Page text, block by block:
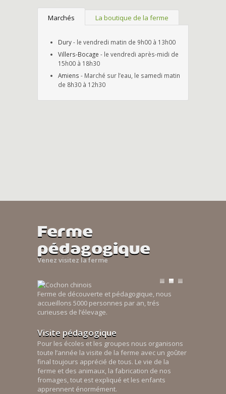
Marchés La boutique de la ferme
Dury- le vendredi matin de 9h00 à 13h00
Villers-Bocage - le vendredi après-midi de
15h00 à 18h30
Amiens - Marché sur l’eau, le samedi matin
de 8h30 à 12h30
Ferme
pédagogique
Venez visitez la ferme
Ferme de découverte et pédagogique, nous
accueillons 5000 personnes par an, trés
curieuses de l’élevage.
Visite pédagogique
Pour les écoles et les groupes nous organisons
toute l’année la visite de la ferme avec un goûter
final toujours apprécié de tous. Le vie de la
ferme et des animaux, la fabrication de nos
fromages, tout est expliqué et les enfants
apprennent énormément.